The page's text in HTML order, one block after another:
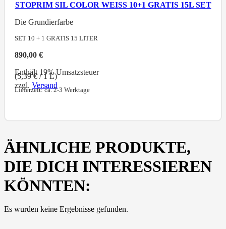
STOPRIM SIL COLOR WEISS 10+1 GRATIS 15L SET
Die Grundierfarbe
SET 10 + 1 GRATIS 15 LITER
890,00€
Enthält 19% Umsatzsteuer
(5,39€/ 1 L)
zzgl.Versand
Lieferzeit: ca. 2-3 Werktage
ÄHNLICHE PRODUKTE,
DIE DICH INTERESSIEREN
KÖNNTEN:
Es wurden keine Ergebnisse gefunden.